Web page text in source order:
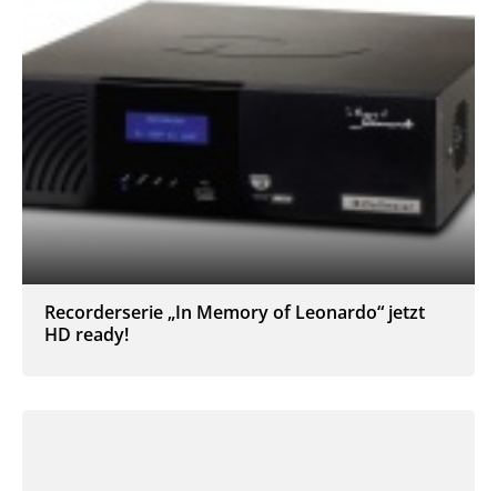
Recorderserie „In Memory of Leonardo“ jetzt
HD ready!